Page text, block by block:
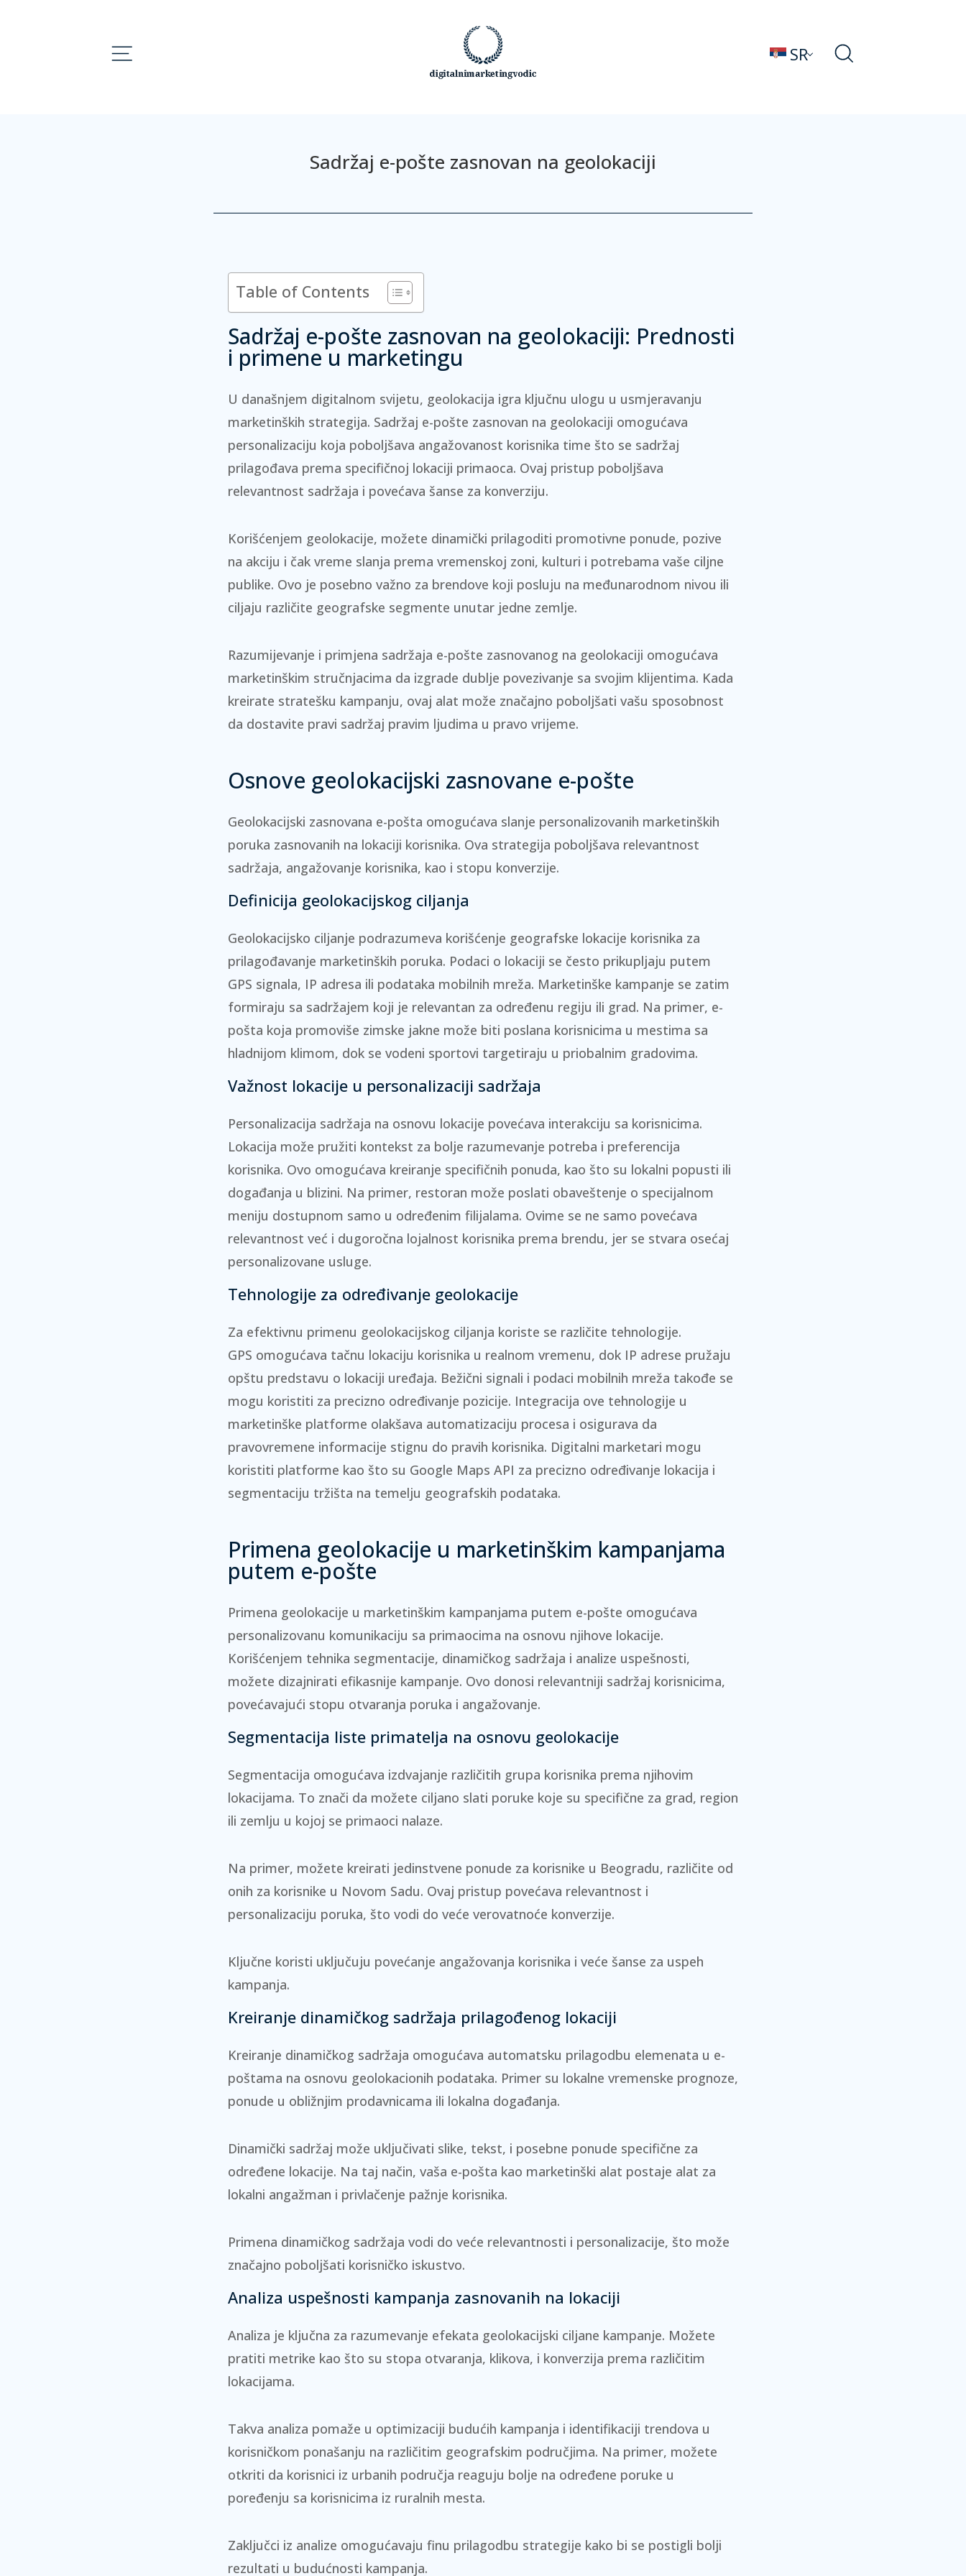
SR
Sadržaj e-pošte zasnovan na geolokaciji
Table of Contents
Sadržaj e-pošte zasnovan na geolokaciji: Prednosti
i primene u marketingu
U današnjem digitalnom svijetu, geolokacija igra ključnu ulogu u usmjeravanju
marketinških strategija. Sadržaj e-pošte zasnovan na geolokaciji omogućava
personalizaciju koja poboljšava angažovanost korisnika time što se sadržaj
prilagođava prema specifičnoj lokaciji primaoca. Ovaj pristup poboljšava
relevantnost sadržaja i povećava šanse za konverziju.
Korišćenjem geolokacije, možete dinamički prilagoditi promotivne ponude, pozive
na akciju i čak vreme slanja prema vremenskoj zoni, kulturi i potrebama vaše ciljne
publike. Ovo je posebno važno za brendove koji posluju na međunarodnom nivou ili
ciljaju različite geografske segmente unutar jedne zemlje.
Razumijevanje i primjena sadržaja e-pošte zasnovanog na geolokaciji omogućava
marketinškim stručnjacima da izgrade dublje povezivanje sa svojim klijentima. Kada
kreirate stratešku kampanju, ovaj alat može značajno poboljšati vašu sposobnost
da dostavite pravi sadržaj pravim ljudima u pravo vrijeme.
Osnove geolokacijski zasnovane e-pošte
Geolokacijski zasnovana e-pošta omogućava slanje personalizovanih marketinških
poruka zasnovanih na lokaciji korisnika. Ova strategija poboljšava relevantnost
sadržaja, angažovanje korisnika, kao i stopu konverzije.
Definicija geolokacijskog ciljanja
Geolokacijsko ciljanje podrazumeva korišćenje geografske lokacije korisnika za
prilagođavanje marketinških poruka. Podaci o lokaciji se često prikupljaju putem
GPS signala, IP adresa ili podataka mobilnih mreža. Marketinške kampanje se zatim
formiraju sa sadržajem koji je relevantan za određenu regiju ili grad. Na primer, e-
pošta koja promoviše zimske jakne može biti poslana korisnicima u mestima sa
hladnijom klimom, dok se vodeni sportovi targetiraju u priobalnim gradovima.
Važnost lokacije u personalizaciji sadržaja
Personalizacija sadržaja na osnovu lokacije povećava interakciju sa korisnicima.
Lokacija može pružiti kontekst za bolje razumevanje potreba i preferencija
korisnika. Ovo omogućava kreiranje specifičnih ponuda, kao što su lokalni popusti ili
događanja u blizini. Na primer, restoran može poslati obaveštenje o specijalnom
meniju dostupnom samo u određenim filijalama. Ovime se ne samo povećava
relevantnost već i dugoročna lojalnost korisnika prema brendu, jer se stvara osećaj
personalizovane usluge.
Tehnologije za određivanje geolokacije
Za efektivnu primenu geolokacijskog ciljanja koriste se različite tehnologije.
GPS omogućava tačnu lokaciju korisnika u realnom vremenu, dok IP adrese pružaju
opštu predstavu o lokaciji uređaja. Bežični signali i podaci mobilnih mreža takođe se
mogu koristiti za precizno određivanje pozicije. Integracija ove tehnologije u
marketinške platforme olakšava automatizaciju procesa i osigurava da
pravovremene informacije stignu do pravih korisnika. Digitalni marketari mogu
koristiti platforme kao što su Google Maps API za precizno određivanje lokacija i
segmentaciju tržišta na temelju geografskih podataka.
Primena geolokacije u marketinškim kampanjama
putem e-pošte
Primena geolokacije u marketinškim kampanjama putem e-pošte omogućava
personalizovanu komunikaciju sa primaocima na osnovu njihove lokacije.
Korišćenjem tehnika segmentacije, dinamičkog sadržaja i analize uspešnosti,
možete dizajnirati efikasnije kampanje. Ovo donosi relevantniji sadržaj korisnicima,
povećavajući stopu otvaranja poruka i angažovanje.
Segmentacija liste primatelja na osnovu geolokacije
Segmentacija omogućava izdvajanje različitih grupa korisnika prema njihovim
lokacijama. To znači da možete ciljano slati poruke koje su specifične za grad, region
ili zemlju u kojoj se primaoci nalaze.
Na primer, možete kreirati jedinstvene ponude za korisnike u Beogradu, različite od
onih za korisnike u Novom Sadu. Ovaj pristup povećava relevantnost i
personalizaciju poruka, što vodi do veće verovatnoće konverzije.
Ključne koristi uključuju povećanje angažovanja korisnika i veće šanse za uspeh
kampanja.
Kreiranje dinamičkog sadržaja prilagođenog lokaciji
Kreiranje dinamičkog sadržaja omogućava automatsku prilagodbu elemenata u e-
poštama na osnovu geolokacionih podataka. Primer su lokalne vremenske prognoze,
ponude u obližnjim prodavnicama ili lokalna događanja.
Dinamički sadržaj može uključivati slike, tekst, i posebne ponude specifične za
određene lokacije. Na taj način, vaša e-pošta kao marketinški alat postaje alat za
lokalni angažman i privlačenje pažnje korisnika.
Primena dinamičkog sadržaja vodi do veće relevantnosti i personalizacije, što može
značajno poboljšati korisničko iskustvo.
Analiza uspešnosti kampanja zasnovanih na lokaciji
Analiza je ključna za razumevanje efekata geolokacijski ciljane kampanje. Možete
pratiti metrike kao što su stopa otvaranja, klikova, i konverzija prema različitim
lokacijama.
Takva analiza pomaže u optimizaciji budućih kampanja i identifikaciji trendova u
korisničkom ponašanju na različitim geografskim područjima. Na primer, možete
otkriti da korisnici iz urbanih područja reaguju bolje na određene poruke u
poređenju sa korisnicima iz ruralnih mesta.
Zaključci iz analize omogućavaju finu prilagodbu strategije kako bi se postigli bolji
rezultati u budućnosti kampanja.